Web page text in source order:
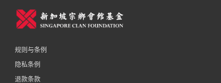
规则与条例
隐私条例
退款条款